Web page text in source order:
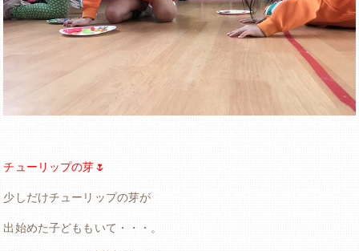
チューリップの芽🌷
少しだけチューリップの芽が
出始めた子どももいて・・・。